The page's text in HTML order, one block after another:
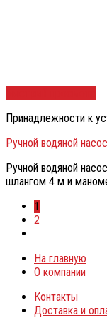
Принадлежности к
Ручной водяной насос
Ручной водяной
шлангом 4 м и
1
2
На главную
О компании
Контакты
Доставка и